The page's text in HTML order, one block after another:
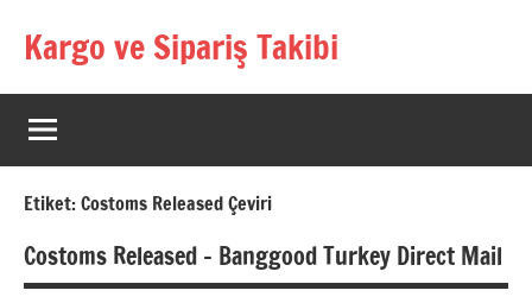
Kargo ve Sipariş Takibi
Kargo
Takip
Rehberi
Etiket:Costoms Released Çeviri
Costoms Released – Banggood Turkey Direct Mail